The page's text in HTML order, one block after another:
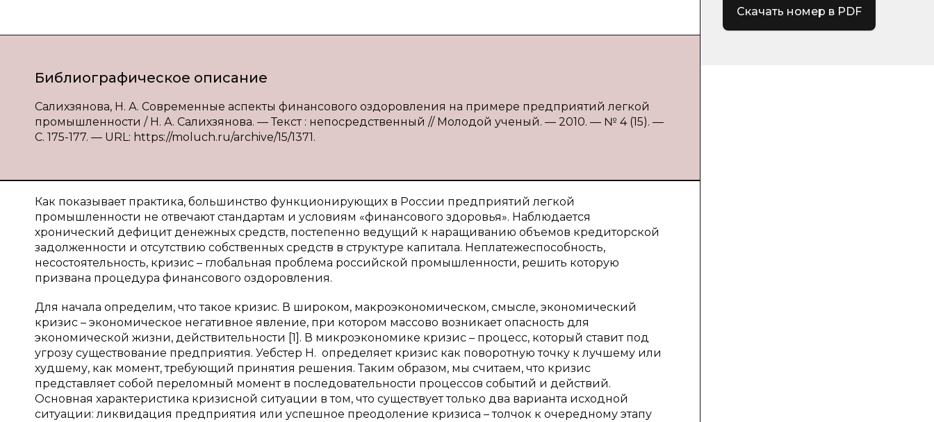
Библиографическое описание
Салихзянова, Н. А. Современные аспекты финансового оздоровления на примере предприятий легкой
промышленности / Н. А. Салихзянова. — Текст : непосредственный // Молодой ученый. — 2010. — № 4 (15). —
С. 175-177. — URL: https://moluch.ru/archive/15/1371.
Как показывает практика, большинство функционирующих в России предприятий легкой
промышленности не отвечают стандартам и условиям «финансового здоровья». Наблюдается
хронический дефицит денежных средств, постепенно ведущий к наращиванию объемов кредиторской
задолженности и отсутствию собственных средств в структуре капитала. Неплатежеспособность,
несостоятельность, кризис – глобальная проблема российской промышленности, решить которую
призвана процедура финансового оздоровления.
Для начала определим, что такое кризис. В широком, макроэкономическом, смысле, экономический
кризис – экономическое негативное явление, при котором массово возникает опасность для
экономической жизни, действительности [1]. В микроэкономике кризис – процесс, который ставит под
угрозу существование предприятия. Уебстер Н. определяет кризис как поворотную точку к лучшему или
худшему, как момент, требующий принятия решения. Таким образом, мы считаем, что кризис
представляет собой переломный момент в последовательности процессов событий и действий.
Основная характеристика кризисной ситуации в том, что существует только два варианта исходной
ситуации: ликвидация предприятия или успешное преодоление кризиса – толчок к очередному этапу
Скачать номер в PDF